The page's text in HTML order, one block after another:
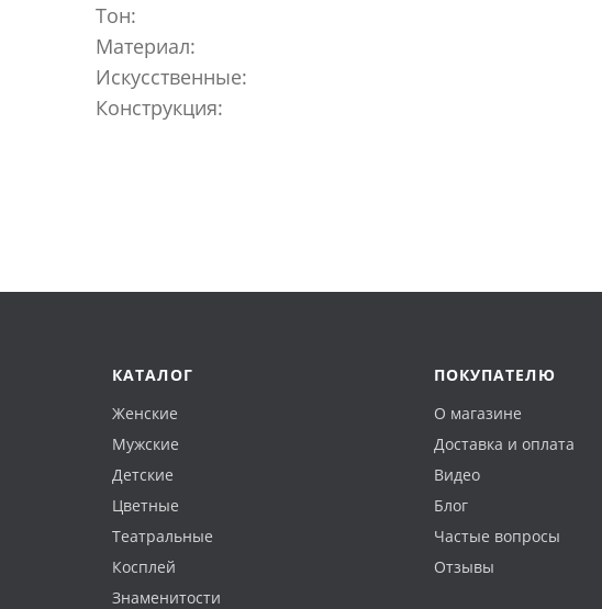
Тон:
Материал:
Искусственные:
Конструкция:
КАТАЛОГ
Женские
Мужские
Детские
Цветные
Театральные
Косплей
Знаменитости
ПОКУПАТЕЛЮ
О магазине
Доставка и оплата
Видео
Блог
Частые вопросы
Отзывы